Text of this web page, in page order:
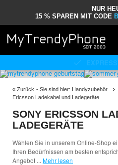
NUR
15 % SPAREN MIT CODE
30 TAGE
« Zurück - Sie sind hier: Handyzubehör
Ericsson Ladekabel und Ladegeräte
SONY ERICSSON
LADEGERÄTE
Wählen Sie in unserem Online-Shop
Ihren Bedürfnissen am besten
Angebot ... Mehr lesen